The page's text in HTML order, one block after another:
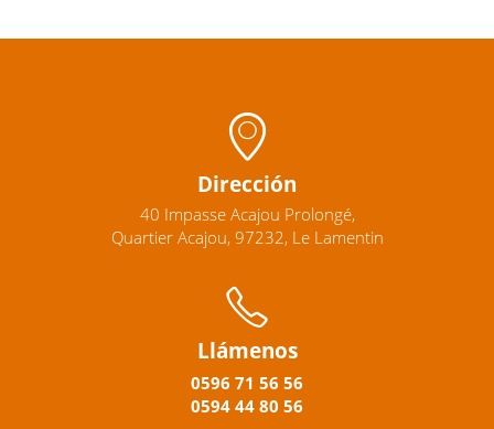
Dirección
40 Impasse Acajou Prolongé,
Quartier Acajou, 97232, Le Lamentin
Llámenos
0596 71 56 56
0594 44 80 56